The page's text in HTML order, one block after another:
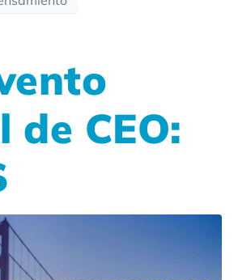
de CEO: